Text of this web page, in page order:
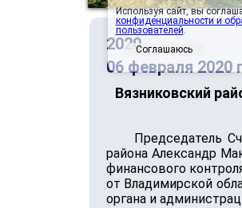
2020
06 февраля 2020
Вязниковский
Председатель
района Александр
финансового
от Владимирской
органа и
Используя сайт, вы
конфиденциальности и
пользователей.
Соглашаюсь